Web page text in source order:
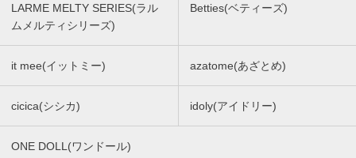
LARME MELTY SERIES(ラル
ムメルティシリーズ)
Betties(ベティーズ)
it mee(イットミー) azatome(あざとめ)
cicica(シシカ) idoly(アイドリー)
ONE DOLL(ワンドール)